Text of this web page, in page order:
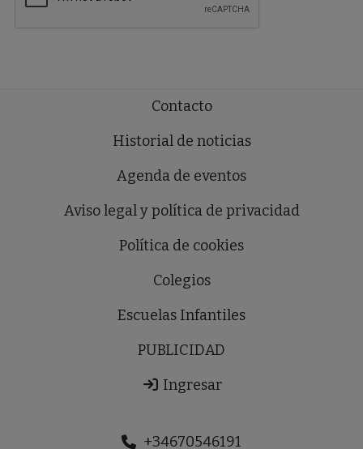
Contacto
Historial de noticias
Agenda de eventos
Aviso legal y política de privacidad
Política de cookies
Colegios
Escuelas Infantiles
PUBLICIDAD
Ingresar
+34670546191